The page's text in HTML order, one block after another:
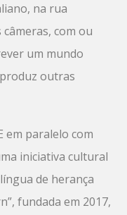
na rua
com ou
um mundo
outras
em paralelo com
iniciativa cultural
de herança
fundada em 2017,